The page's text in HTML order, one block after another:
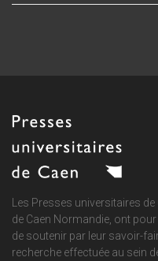
Les Presses universitaires
de Caen Normandie , ont
de soutenir par leur savoir-
recherche effectuée au sein